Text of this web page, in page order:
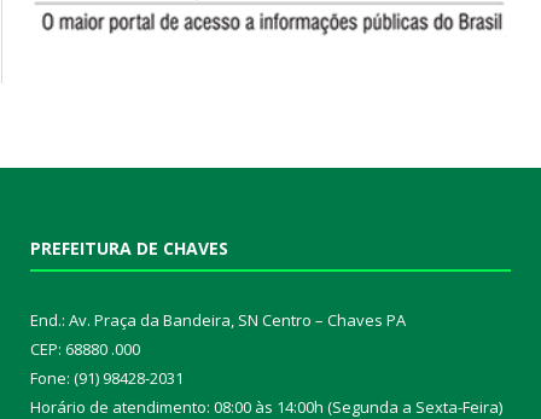
PREFEITURA DE CHAVES
End.: Av. Praça da Bandeira, SN Centro – Chaves PA
CEP: 68880 .000
Fone: (91) 98428-2031
Horário de atendimento: 08:00 às 14:00h (Segunda a Sexta-Feira)